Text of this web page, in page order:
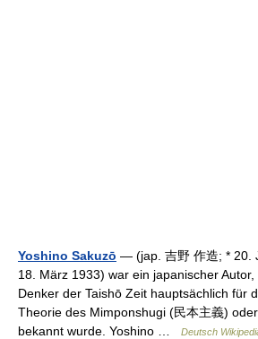
Yoshino Sakuzō — (jap. 吉野 作造; * 20.
18. März 1933) war ein japanischer
Denker der Taishō Zeit hauptsächlich für
Theorie des Mimponshugi (民本主義) oder
bekannt wurde. Yoshino …
Deutsch